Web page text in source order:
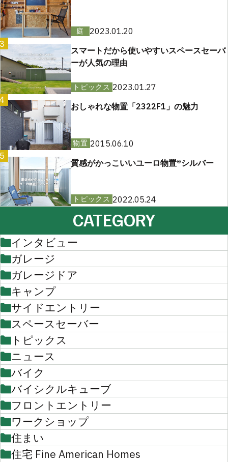
庭
2023.01.20
スマートだから使いやすいスペースセーバ
ーが人気の理由
トピックス 2023.01.27
おしゃれな物置「2322F1」の魅力
物置 2015.06.10
質感がかっこいいユーロ物置®︎シルバー
トピックス 2022.05.24
CATEGORY
インタビュー
ガレージ
ガレージドア
キャンプ
サイドエントリー
スペースセーバー
トピックス
ニュース
バイク
バイシクルキューブ
フロントエントリー
ワークショップ
住まい
住宅 Fine American Homes